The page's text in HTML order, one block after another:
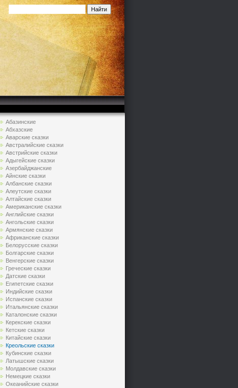
Абазинские
Абхазские
Аварские сказки
Австралийские сказки
Австрийские сказки
Адыгейские сказки
Азербайджанские
Айнские сказки
Албанские сказки
Алеутские сказки
Алтайские сказки
Американские сказки
Английские сказки
Ангольские сказки
Армянские сказки
Африканские сказки
Белорусские сказки
Болгарские сказки
Венгерские сказки
Греческие сказки
Датские сказки
Египетские сказки
Индийские сказки
Испанские сказки
Итальянские сказки
Каталонские сказки
Керекские сказки
Кетские сказки
Китайские сказки
Креольские сказки
Кубинские сказки
Латышские сказки
Молдавские сказки
Немецкие сказки
Океанийские сказки